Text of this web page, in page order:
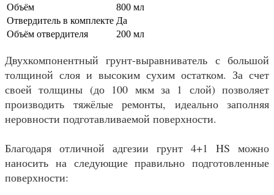
Объём
800 мл
Отвердитель в комплекте Да
Объём отвердителя
200 мл
Двухкомпонентный грунт-выравниватель с большой
толщиной слоя и высоким сухим остатком. За счет
своей толщины (до 100 мкм за 1 слой) позволяет
производить тяжёлые ремонты, идеально заполняя
неровности подготавливаемой поверхности.
Благодаря отличной адгезии грунт 4+1 HS можно
наносить на следующие правильно подготовленные
поверхности: